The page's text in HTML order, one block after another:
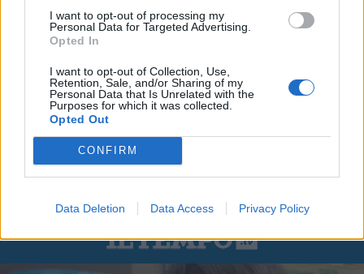
I want to opt-out of processing my
Personal Data for Targeted Advertising.
Opted In
I want to opt-out of Collection, Use,
Retention, Sale, and/or Sharing of my
Personal Data that Is Unrelated with the
Purposes for which it was collected.
Opted Out
CONFIRM
Data Deletion Data Access Privacy Policy